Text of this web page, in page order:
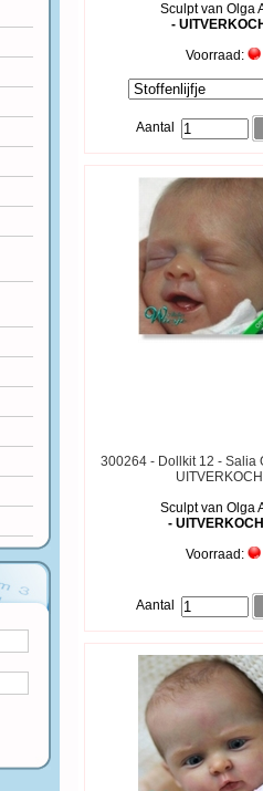
Sculpt van Olga
-
Voorraad:
Aantal
300264 - Dollkit 12 - Salia
Sculpt van Olga
-
Voorraad:
Aantal